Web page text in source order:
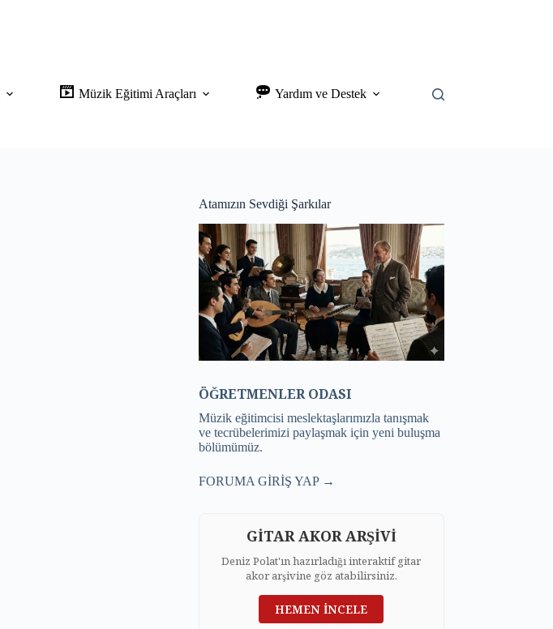
Müzik Eğitimi Araçları Yardım ve Destek
Atamızın Sevdiği Şarkılar
ÖĞRETMENLER ODASI
Müzik eğitimcisi meslektaşlarımızla tanışmak
ve tecrübelerimizi paylaşmak için yeni buluşma
bölümümüz.
FORUMA GİRİŞ YAP →
GİTAR AKOR ARŞİVİ
Deniz Polat'ın hazırladığı interaktif gitar
akor arşivine göz atabilirsiniz.
HEMEN İNCELE